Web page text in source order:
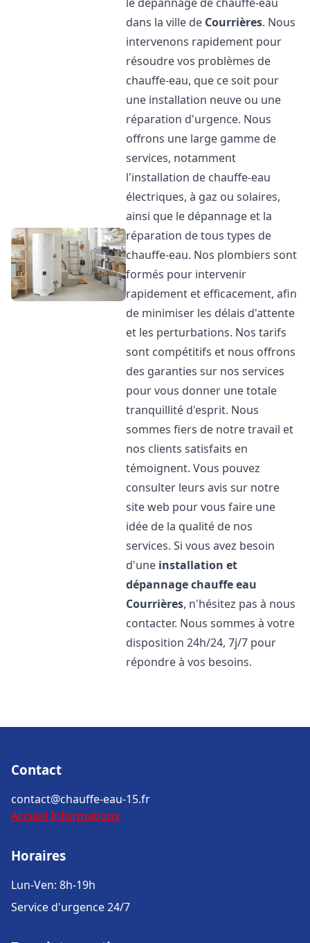
dans la ville de Courrières. Nous
intervenons rapidement pour
résoudre vos problèmes de
chauffe-eau, que ce soit pour
une installation neuve ou une
réparation d'urgence. Nous
offrons une large gamme de
services, notamment
l'installation de chauffe-eau
électriques, à gaz ou solaires,
ainsi que le dépannage et la
réparation de tous types de
chauffe-eau. Nos plombiers sont
formés pour intervenir
rapidement et efficacement, afin
de minimiser les délais d'attente
et les perturbations. Nos tarifs
sont compétitifs et nous offrons
des garanties sur nos services
pour vous donner une totale
tranquillité d'esprit. Nous
sommes fiers de notre travail et
nos clients satisfaits en
témoignent. Vous pouvez
consulter leurs avis sur notre
site web pour vous faire une
idée de la qualité de nos
services. Si vous avez besoin
d'une installation et
dépannage chauffe eau
Courrières, n'hésitez pas à nous
contacter. Nous sommes à votre
disposition 24h/24, 7j/7 pour
répondre à vos besoins.
Contact
contact@chauffe-eau-15.fr
Accueil Informations
Horaires
Lun-Ven: 8h-19h
Service d'urgence 24/7